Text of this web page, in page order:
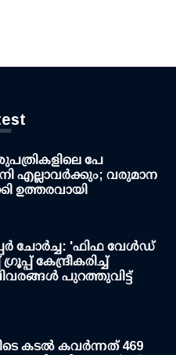
പേ
എല്ലാവര്‍ക്കും; വരുമാന
ഉത്തരവായി
ചോര്‍ച്ച: 'ഫിഫ വേള്‍ഡ്
കേന്ദ്രീകരിച്ച്
പുറത്തുവിട്ട്
കടല്‍ കവര്‍ന്നത് 469